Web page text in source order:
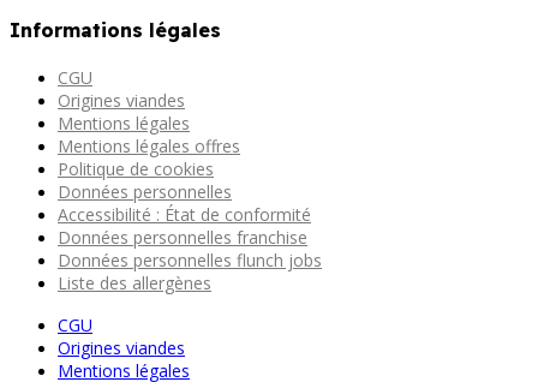
Informations légales
CGU
Origines viandes
Mentions légales
Mentions légales offres
Politique de cookies
Données personnelles
Accessibilité : État de conformité
Données personnelles franchise
Données personnelles flunch jobs
Liste des allergènes
CGU
Origines viandes
Mentions légales